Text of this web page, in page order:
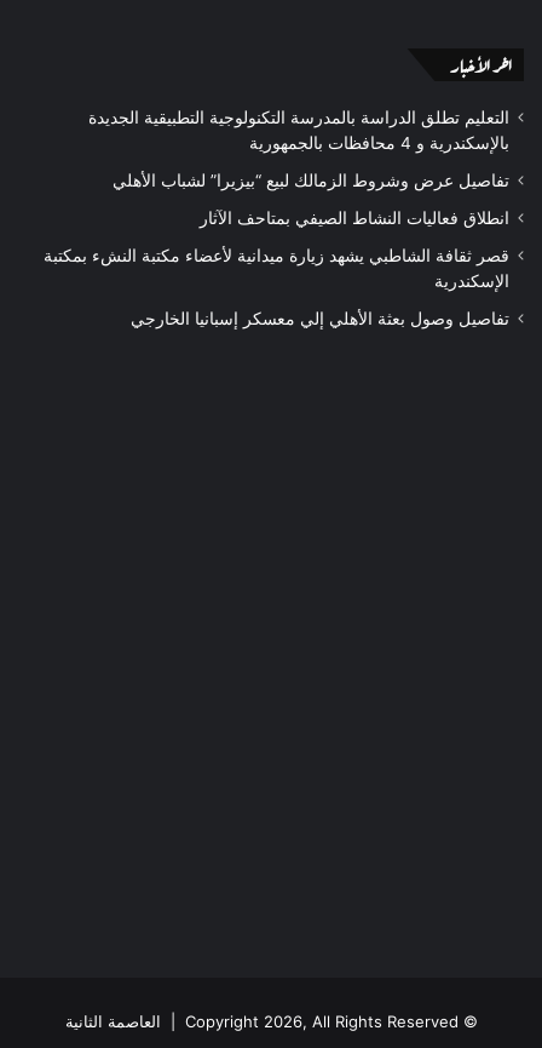
اخر الأخبار
التعليم تطلق الدراسة بالمدرسة التكنولوجية التطبيقية الجديدة
بالإسكندرية و 4 محافظات بالجمهورية
تفاصيل عرض وشروط الزمالك لبيع “بيزيرا” لشباب الأهلي
انطلاق فعاليات النشاط الصيفي بمتاحف الآثار
قصر ثقافة الشاطبي يشهد زيارة ميدانية لأعضاء مكتبة النشء بمكتبة
الإسكندرية
تفاصيل وصول بعثة الأهلي إلي معسكر إسبانيا الخارجي
© Copyright 2026, All Rights Reserved | العاصمة الثانية